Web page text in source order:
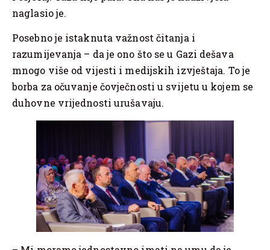
naglasio je.
Posebno je istaknuta važnost čitanja i
razumijevanja – da je ono što se u Gazi dešava
mnogo više od vijesti i medijskih izvještaja. To je
borba za očuvanje čovječnosti u svijetu u kojem se
duhovne vrijednosti urušavaju.